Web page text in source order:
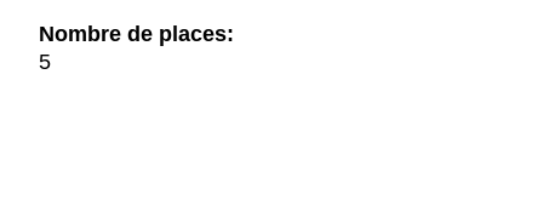
Nombre de places:
5